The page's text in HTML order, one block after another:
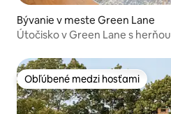
Bývanie v meste Green Lane
Útočisko v Green Lane s herňou
Obľúbené medzi hosťami
Obľúbené medzi hosťami